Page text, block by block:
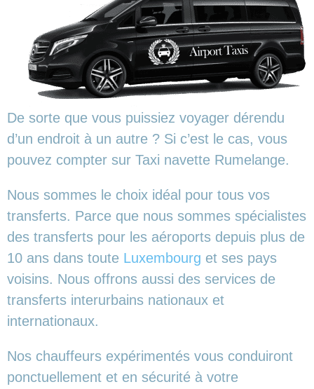
De sorte que vous puissiez voyager dérendu
d’un endroit à un autre ? Si c’est le cas, vous
pouvez compter sur Taxi navette Rumelange.
Nous sommes le choix idéal pour tous vos
transferts. Parce que nous sommes spécialistes
des transferts pour les aéroports depuis plus de
10 ans dans toute Luxembourg et ses pays
voisins. Nous offrons aussi des services de
transferts interurbains nationaux et
internationaux.
Nos chauffeurs expérimentés vous conduiront
ponctuellement et en sécurité à votre